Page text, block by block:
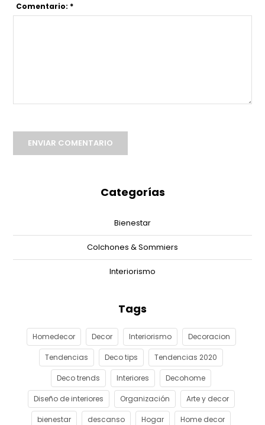
Comentario: *
ENVIAR COMENTARIO
Categorías
Bienestar
Colchones & Sommiers
Interiorismo
Tags
Homedecor Decor Interiorismo Decoracion
Tendencias Deco tips Tendencias 2020
Deco trends Interiores Decohome
Diseño de interiores Organización Arte y decor
bienestar descanso Hogar Home decor